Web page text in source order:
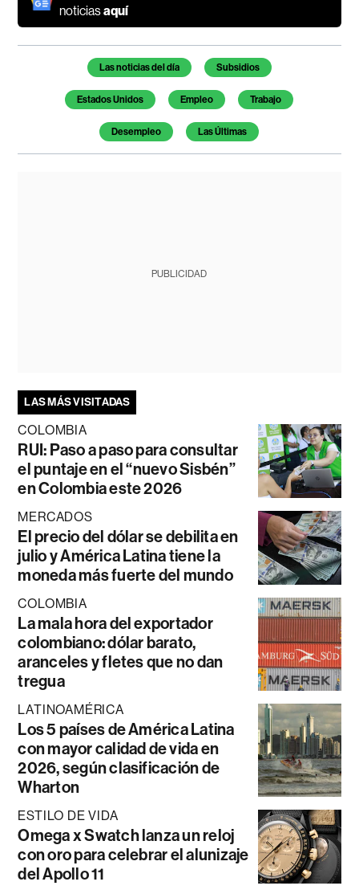
noticiasaquí
Temas de este artículo
Las noticias del día Subsidios
Estados Unidos Empleo Trabajo
Desempleo Las Últimas
PUBLICIDAD
LAS MÁS VISITADAS
COLOMBIA
RUI: Paso a paso para consultar
el puntaje en el “nuevo Sisbén”
en Colombia este 2026
MERCADOS
El precio del dólar se debilita en
julio y América Latina tiene la
moneda más fuerte del mundo
COLOMBIA
La mala hora del exportador
colombiano: dólar barato,
aranceles y fletes que no dan
tregua
LATINOAMÉRICA
Los 5 países de América Latina
con mayor calidad de vida en
2026, según clasificación de
Wharton
ESTILO DE VIDA
Omega x Swatch lanza un reloj
con oro para celebrar el alunizaje
del Apollo 11